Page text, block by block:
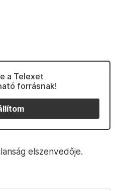
a Telexet
forrásnak!
elszenvedője.